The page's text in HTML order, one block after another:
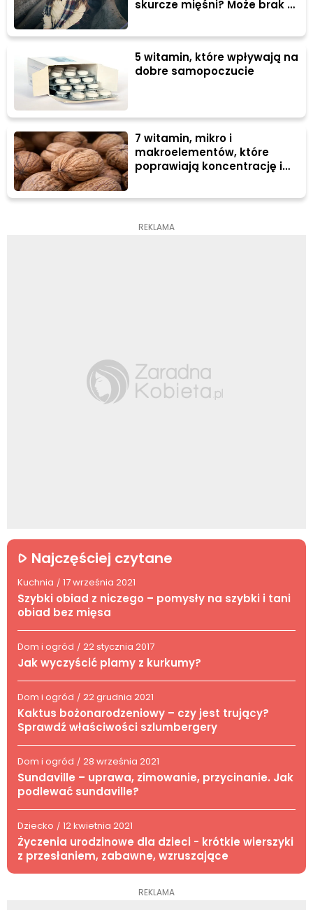
skurcze mięśni? Może brak Ci
5 witamin, które wpływają na
dobre samopoczucie
7 witamin, mikro i
makroelementów, które
poprawiają koncentrację i
REKLAMA
Najczęściej czytane
Kuchnia / 17 września 2021
Szybki obiad z niczego – pomysły na szybki i tani
obiad bez mięsa
Dom i ogród / 22 stycznia 2017
Jak wyczyścić plamy z kurkumy?
Dom i ogród / 22 grudnia 2021
Kaktus bożonarodzeniowy – czy jest trujący?
Sprawdź właściwości szlumbergery
Dom i ogród / 28 września 2021
Sundaville – uprawa, zimowanie, przycinanie. Jak
podlewać sundaville?
Dziecko / 12 kwietnia 2021
Życzenia urodzinowe dla dzieci - krótkie wierszyki
z przesłaniem, zabawne, wzruszające
REKLAMA